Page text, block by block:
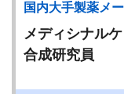
国内大手製薬メ
メディシナル
合成研究員